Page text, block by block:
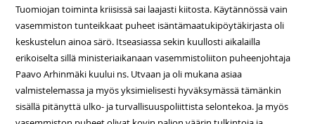
Tuomiojan toiminta kriisissä sai laajasti kiitosta. Käytännössä vain
vasemmiston tunteikkaat puheet isäntämaatukipöytäkirjasta oli
keskustelun ainoa särö. Itseasiassa sekin kuullosti aikalailla
erikoiselta sillä ministeriaikanaan vasemmistoliiton puheenjohtaja
Paavo Arhinmäki kuului ns. Utvaan ja oli mukana asiaa
valmistelemassa ja myös yksimielisesti hyväksymässä tämänkin
sisällä pitänyttä ulko- ja turvallisuuspoliittista selontekoa. Ja myös